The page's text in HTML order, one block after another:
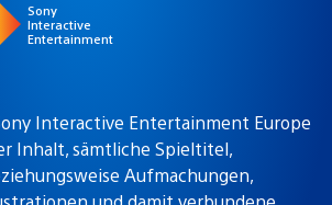
Sony
Interactive
Entertainment
Interactive Entertainment Europe
Inhalt, sämtliche Spieltitel,
Aufmachungen,